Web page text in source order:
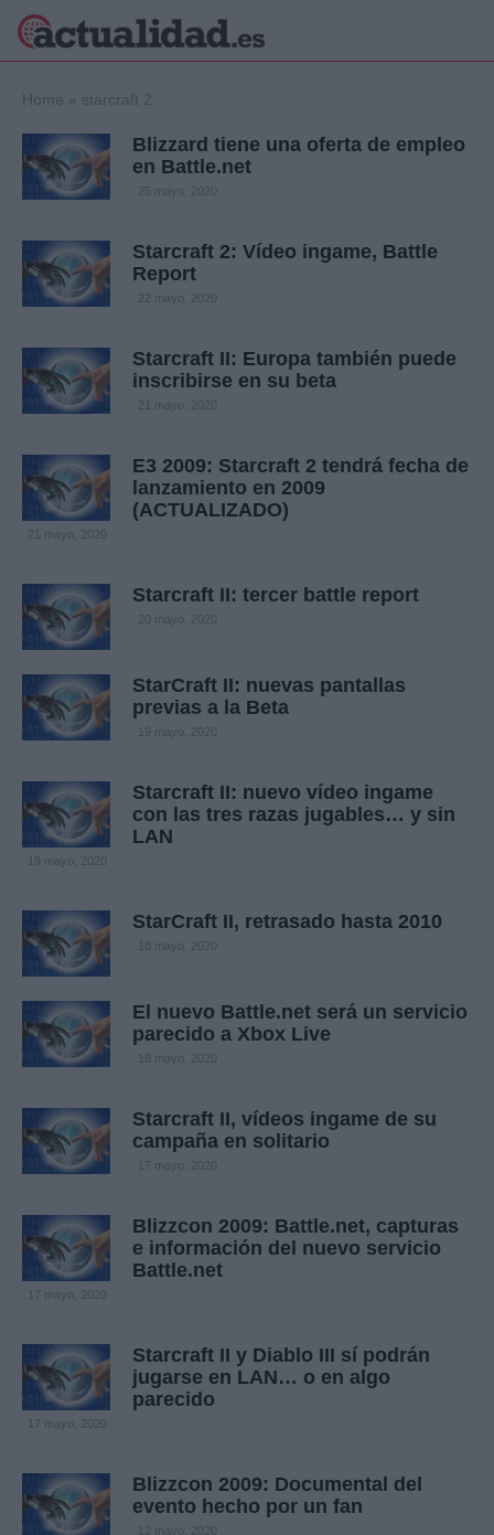
Política
Crónica
Economía
Internacional
Viajes
Gente
Home » starcraft 2
Blizzard tiene una oferta de empleo
en Battle.net
25 mayo, 2020
Starcraft 2: Vídeo ingame, Battle
Report
22 mayo, 2020
Starcraft II: Europa también puede
inscribirse en su beta
21 mayo, 2020
E3 2009: Starcraft 2 tendrá fecha de
lanzamiento en 2009
(ACTUALIZADO)
21 mayo, 2020
Starcraft II: tercer battle report
20 mayo, 2020
StarCraft II: nuevas pantallas
previas a la Beta
19 mayo, 2020
Starcraft II: nuevo vídeo ingame
con las tres razas jugables… y sin
LAN
19 mayo, 2020
StarCraft II, retrasado hasta 2010
18 mayo, 2020
El nuevo Battle.net será un servicio
parecido a Xbox Live
18 mayo, 2020
Starcraft II, vídeos ingame de su
campaña en solitario
17 mayo, 2020
Blizzcon 2009: Battle.net, capturas
e información del nuevo servicio
Battle.net
17 mayo, 2020
Starcraft II y Diablo III sí podrán
jugarse en LAN… o en algo
parecido
17 mayo, 2020
Blizzcon 2009: Documental del
evento hecho por un fan
12 mayo, 2020